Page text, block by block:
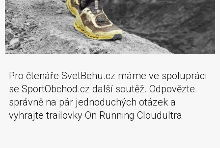
Pro čtenáře SvetBehu.cz máme ve spolupráci
se SportObchod.cz další soutěž. Odpovězte
správně na pár jednoduchých otázek a
vyhrajte trailovky On Running Cloudultra